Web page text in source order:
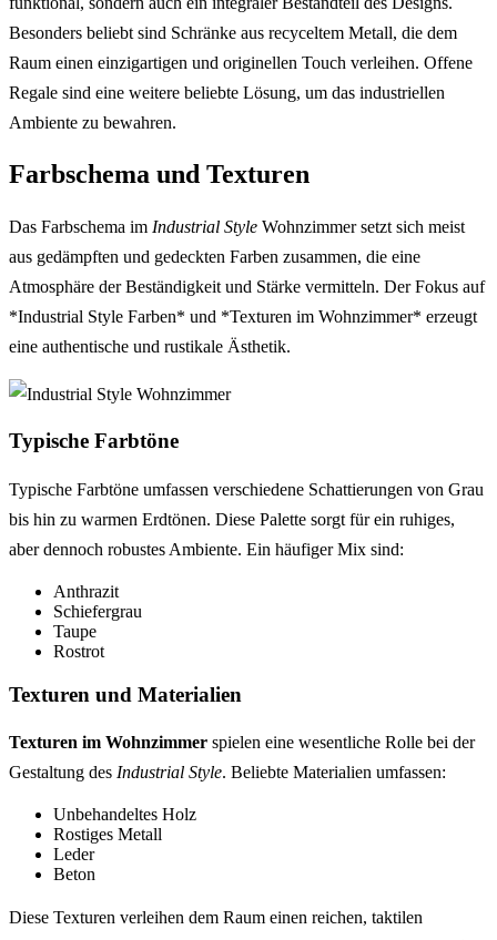
Besonders beliebt sind Schränke aus recyceltem Metall, die dem
Raum einen einzigartigen und originellen Touch verleihen. Offene
Regale sind eine weitere beliebte Lösung, um das industriellen
Ambiente zu bewahren.
Farbschema und Texturen
Das Farbschema im Industrial Style Wohnzimmer setzt sich meist
aus gedämpften und gedeckten Farben zusammen, die eine
Atmosphäre der Beständigkeit und Stärke vermitteln. Der Fokus auf
*Industrial Style Farben* und *Texturen im Wohnzimmer* erzeugt
eine authentische und rustikale Ästhetik.
Typische Farbtöne
Typische Farbtöne umfassen verschiedene Schattierungen von Grau
bis hin zu warmen Erdtönen. Diese Palette sorgt für ein ruhiges,
aber dennoch robustes Ambiente. Ein häufiger Mix sind:
Anthrazit
Schiefergrau
Taupe
Rostrot
Texturen und Materialien
Texturen im Wohnzimmer spielen eine wesentliche Rolle bei der
Gestaltung des Industrial Style. Beliebte Materialien umfassen:
Unbehandeltes Holz
Rostiges Metall
Leder
Beton
Diese Texturen verleihen dem Raum einen reichen, taktilen